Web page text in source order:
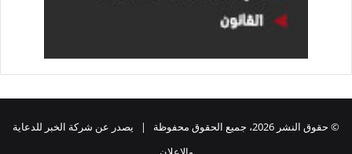
© حقوق النشر 2026، جميع الحقوق محفوظة | يصدر عن شركة الخبر للدعاية